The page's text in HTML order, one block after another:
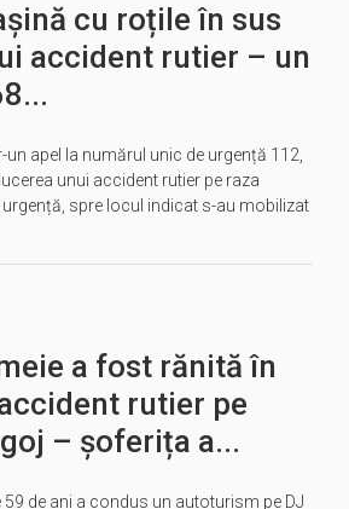
cu roțile în sus
accident rutier – un
un apel la numărul unic de urgență 112,
unui accident rutier pe raza
urgență, spre locul indicat s-au mobilizat
a fost rănită în
rutier pe
– șoferița a...
59 de ani a condus un autoturism pe DJ